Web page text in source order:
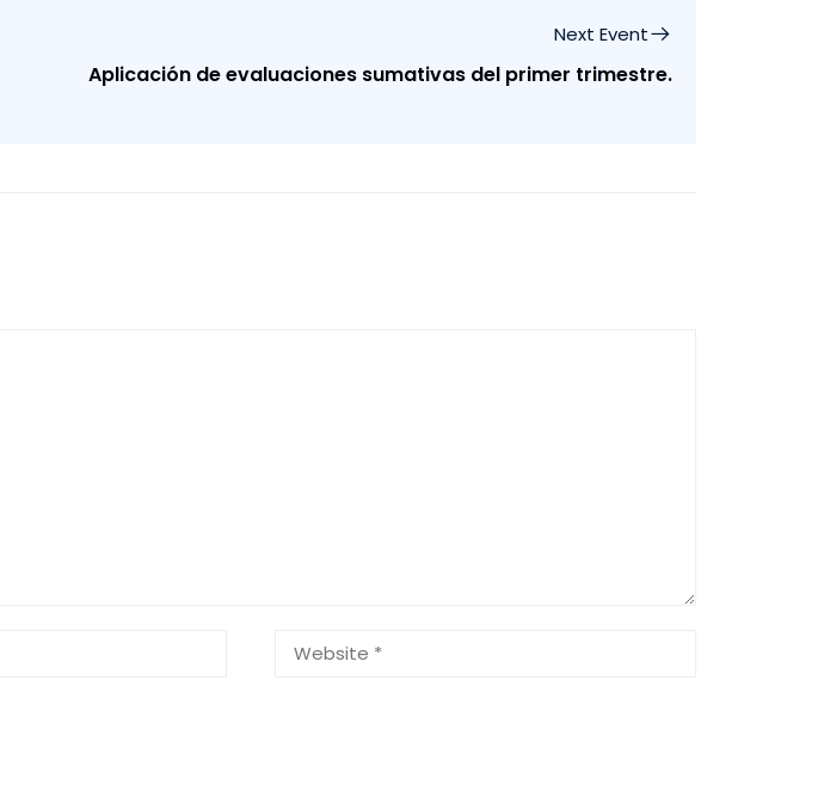
Next Event
Aplicación de evaluaciones sumativas del primer trimestre.